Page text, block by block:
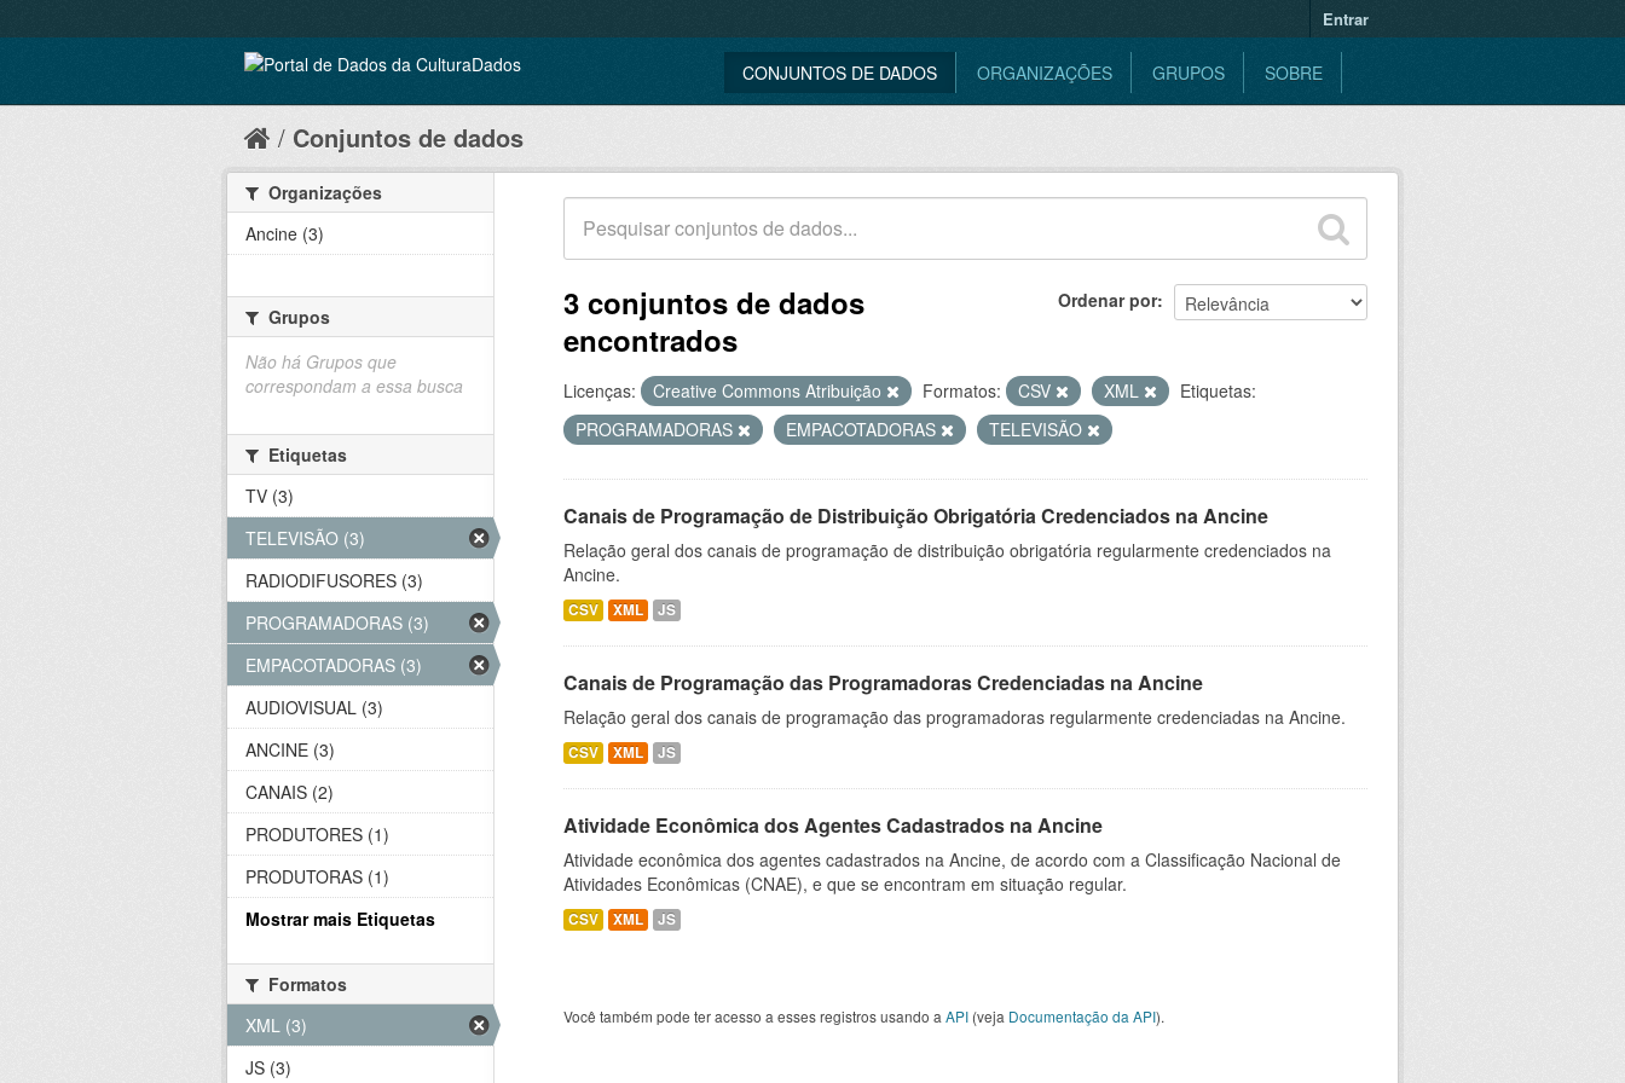
Entrar
CONJUNTOS DE DADOS ORGANIZAÇÕES GRUPOS SOBRE
Conjuntos de dados
Ordenar por
3 conjuntos de dados
encontrados
Licenças: Creative Commons Atribuição Formatos: CSV XML
Etiquetas:
PROGRAMADORAS
EMPACOTADORAS TELEVISÃO
Canais de Programação de Distribuição Obrigatória Credenciados na Ancine
Relação geral dos canais de programação de distribuição obrigatória regularmente credenciados na
Ancine.
CSV XML JS
Canais de Programação das Programadoras Credenciadas na Ancine
Relação geral dos canais de programação das programadoras regularmente credenciadas na Ancine.
CSV XML JS
Atividade Econômica dos Agentes Cadastrados na Ancine
Atividade econômica dos agentes cadastrados na Ancine, de acordo com a Classificação Nacional de
Atividades Econômicas (CNAE), e que se encontram em situação regular.
CSV XML JS
Você também pode ter acesso a esses registros usando a API (veja Documentação da API).
Organizações
Ancine (3)
Grupos
Não há Grupos que
correspondam a essa busca
Etiquetas
TV (3)
TELEVISÃO (3)
RADIODIFUSORES (3)
PROGRAMADORAS (3)
EMPACOTADORAS (3)
AUDIOVISUAL (3)
ANCINE (3)
CANAIS (2)
PRODUTORES (1)
PRODUTORAS (1)
Mostrar mais Etiquetas
Formatos
XML (3)
JS (3)